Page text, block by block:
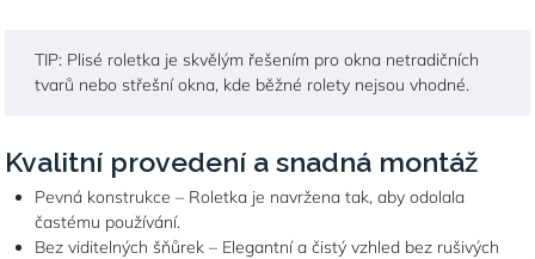
TIP: Plisé roletka je skvělým řešením pro okna netradičních
tvarů nebo střešní okna, kde běžné rolety nejsou vhodné.
Kvalitní provedení a snadná montáž
Pevná konstrukce – Roletka je navržena tak, aby odolala
častému používání.
Bez viditelných šňůrek – Elegantní a čistý vzhled bez rušivých